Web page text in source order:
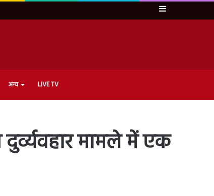
Sidebar
अन्य LIVE TV
मामले में एक